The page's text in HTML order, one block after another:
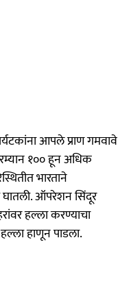
आपले प्राण गमवावे
१०० हून अधिक
भारताने
घातली. ऑपरेशन सिंदूर
हल्ला करण्याचा
हाणून पाडला.